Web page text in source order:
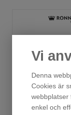
Vi
Denna
Cookies är
webbplatser
enkel och